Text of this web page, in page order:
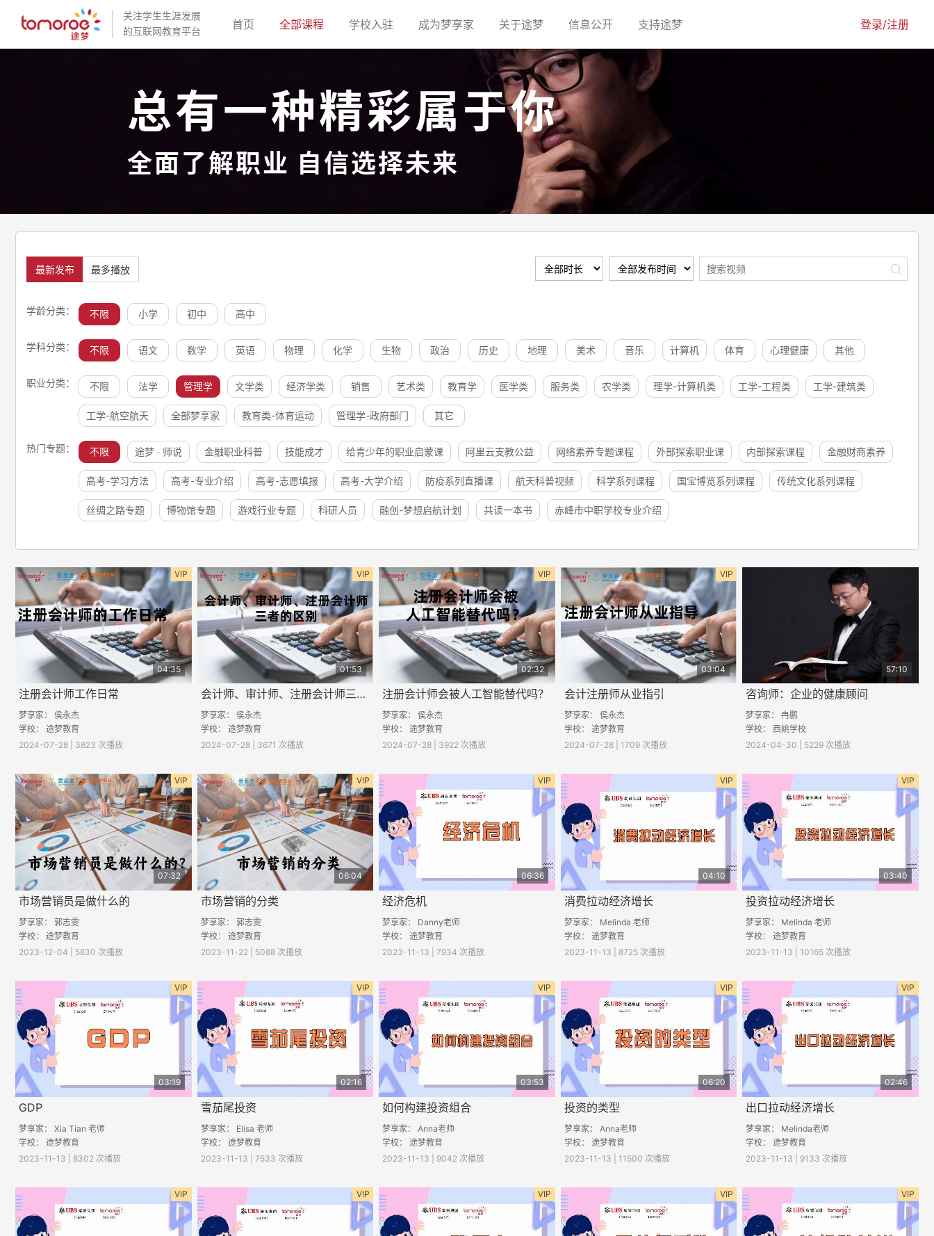
关注学生生涯发展
的互联网教育平台
首页(current)全部课程(current)学校入驻(current)成为梦享家(current)关于途梦(current)信息公开(current)支持途梦(current) 登录/注册
总有一种精彩属于你
全面了解职业 自信选择未来
最新发布 最多播放
学龄分类： 不限 小学 初中 高中
学科分类： 不限 语文 数学 英语 物理 化学 生物 政治 历史 地理 美术 音乐 计算机 体育 心理健康 其他
职业分类： 不限 法学 管理学 文学类 经济学类 销售 艺术类 教育学 医学类 服务类 农学类 理学-计算机类 工学-工程类 工学-建筑类
工学-航空航天 全部梦享家 教育类-体育运动 管理学-政府部门 其它
热门专题： 不限 途梦 · 师说 金融职业科普 技能成才 给青少年的职业启蒙课 阿里云支教公益 网络素养专题课程 外部探索职业课 内部探索课程 金融财商素养
高考-学习方法 高考-专业介绍 高考-志愿填报 高考-大学介绍 防疫系列直播课 航天科普视频 科学系列课程 国宝博览系列课程 传统文化系列课程
丝绸之路专题 博物馆专题 游戏行业专题 科研人员 融创-梦想启航计划 共读一本书 赤峰市中职学校专业介绍
VIP
04:35
注册会计师工作日常
梦享家： 侯永杰
学校： 途梦教育
2024-07-28 | 3823 次播放
VIP
01:53
会计师、审计师、注册会计师三者的区别
梦享家： 侯永杰
学校： 途梦教育
2024-07-28 | 3671 次播放
VIP
02:32
注册会计师会被人工智能替代吗？
梦享家： 侯永杰
学校： 途梦教育
2024-07-28 | 3922 次播放
VIP
03:04
会计注册师从业指引
梦享家： 侯永杰
学校： 途梦教育
2024-07-28 | 1709 次播放
57:10
咨询师：企业的健康顾问
梦享家：冉鹏
学校：西姚学校
2024-04-30 | 5229 次播放
VIP
07:32
市场营销员是做什么的
梦享家： 郭志雯
学校： 途梦教育
2023-12-04 | 5830 次播放
VIP
06:04
市场营销的分类
梦享家： 郭志雯
学校： 途梦教育
2023-11-22 | 5088 次播放
VIP
06:36
经济危机
梦享家： Danny老师
学校： 途梦教育
2023-11-13 | 7934 次播放
VIP
04:10
消费拉动经济增长
梦享家： Melinda 老师
学校： 途梦教育
2023-11-13 | 8725 次播放
VIP
03:40
投资拉动经济增长
梦享家： Melinda 老师
学校： 途梦教育
2023-11-13 | 10165 次播放
VIP
03:19
GDP
梦享家： Xia Tian 老师
学校： 途梦教育
2023-11-13 | 8302 次播放
VIP
02:16
雪茄尾投资
梦享家： Elisa 老师
学校： 途梦教育
2023-11-13 | 7533 次播放
VIP
03:53
如何构建投资组合
梦享家： Anna老师
学校： 途梦教育
2023-11-13 | 9042 次播放
VIP
06:20
投资的类型
梦享家： Anna老师
学校： 途梦教育
2023-11-13 | 11500 次播放
VIP
02:46
出口拉动经济增长
梦享家： Melinda老师
学校： 途梦教育
2023-11-13 | 9133 次播放
VIP VIP VIP VIP VIP